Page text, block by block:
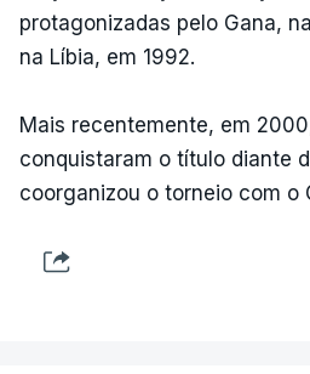
protagonizadas pelo Gana,
na Líbia, em 1992.
Mais recentemente, em
conquistaram o título diante
coorganizou o torneio com o